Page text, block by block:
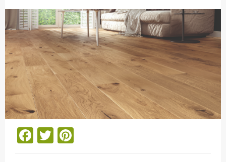
Facebook
Twitter